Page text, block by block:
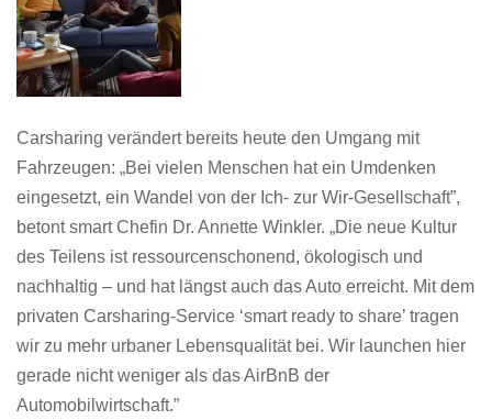
Carsharing verändert bereits heute den Umgang mit
Fahrzeugen: „Bei vielen Menschen hat ein Umdenken
eingesetzt, ein Wandel von der Ich- zur Wir-Gesellschaft”,
betont smart Chefin Dr. Annette Winkler. „Die neue Kultur
des Teilens ist ressourcenschonend, ökologisch und
nachhaltig – und hat längst auch das Auto erreicht. Mit dem
privaten Carsharing-Service ‘smart ready to share’ tragen
wir zu mehr urbaner Lebensqualität bei. Wir launchen hier
gerade nicht weniger als das AirBnB der
Automobilwirtschaft.”